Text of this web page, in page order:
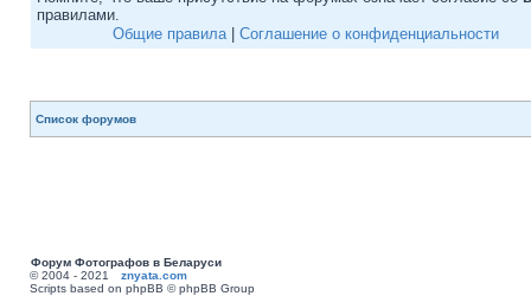
правилами.
Общие правила| Соглашение о конфиденциальности
Список форумов
Форум Фотографов в Беларуси
© 2004 - 2021 znyata.com
Scripts based on phpBB © phpBB Group